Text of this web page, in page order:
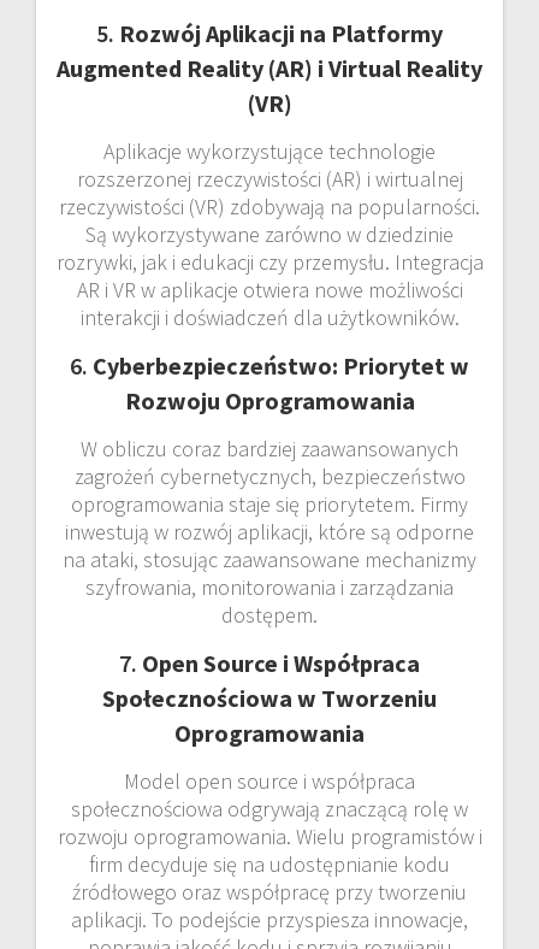
5. Rozwój Aplikacji na Platformy
Augmented Reality (AR) i Virtual Reality
(VR)
Aplikacje wykorzystujące technologie
rozszerzonej rzeczywistości (AR) i wirtualnej
rzeczywistości (VR) zdobywają na popularności.
Są wykorzystywane zarówno w dziedzinie
rozrywki, jak i edukacji czy przemysłu. Integracja
AR i VR w aplikacje otwiera nowe możliwości
interakcji i doświadczeń dla użytkowników.
6. Cyberbezpieczeństwo: Priorytet w
Rozwoju Oprogramowania
W obliczu coraz bardziej zaawansowanych
zagrożeń cybernetycznych, bezpieczeństwo
oprogramowania staje się priorytetem. Firmy
inwestują w rozwój aplikacji, które są odporne
na ataki, stosując zaawansowane mechanizmy
szyfrowania, monitorowania i zarządzania
dostępem.
7. Open Source i Współpraca
Społecznościowa w Tworzeniu
Oprogramowania
Model open source i współpraca
społecznościowa odgrywają znaczącą rolę w
rozwoju oprogramowania. Wielu programistów i
firm decyduje się na udostępnianie kodu
źródłowego oraz współpracę przy tworzeniu
aplikacji. To podejście przyspiesza innowacje,